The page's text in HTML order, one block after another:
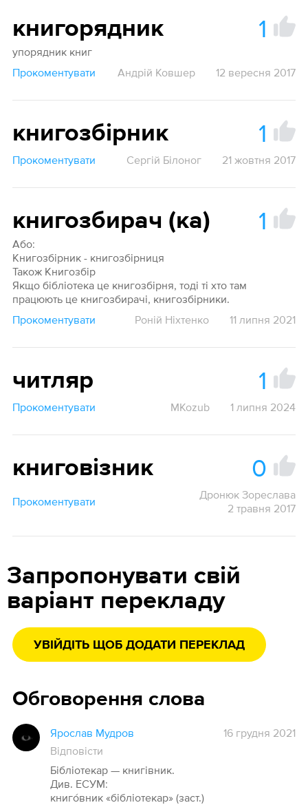
книгорядник 1
упорядник книг
Прокоментувати
Андрій Ковшер 12 вересня 2017
книгозбірник 1
Прокоментувати Сергій Білоног 21 жовтня 2017
книгозбирач (ка) 1
Або:
Книгозбірник - книгозбірниця
Також Книгозбір
Якщо бібліотека це книгозбірня, тоді ті хто там
працюють це книгозбирачі, книгозбірники.
Прокоментувати
Роній Ніхтенко 11 липня 2021
читляр 1
Прокоментувати MKozub 1 липня 2024
книговізник 0
Прокоментувати
Дронюк Зореслава
2 травня 2017
Запропонувати свій
варіант перекладу
УВІЙДІТЬ ЩОБ ДОДАТИ ПЕРЕКЛАД
Обговорення слова
Ярослав Мудров
16 грудня 2021
Відповісти
Бібліотекар — книгівник.
Див. ЕСУМ:
книго́вник «бібліотекар» (заст.)